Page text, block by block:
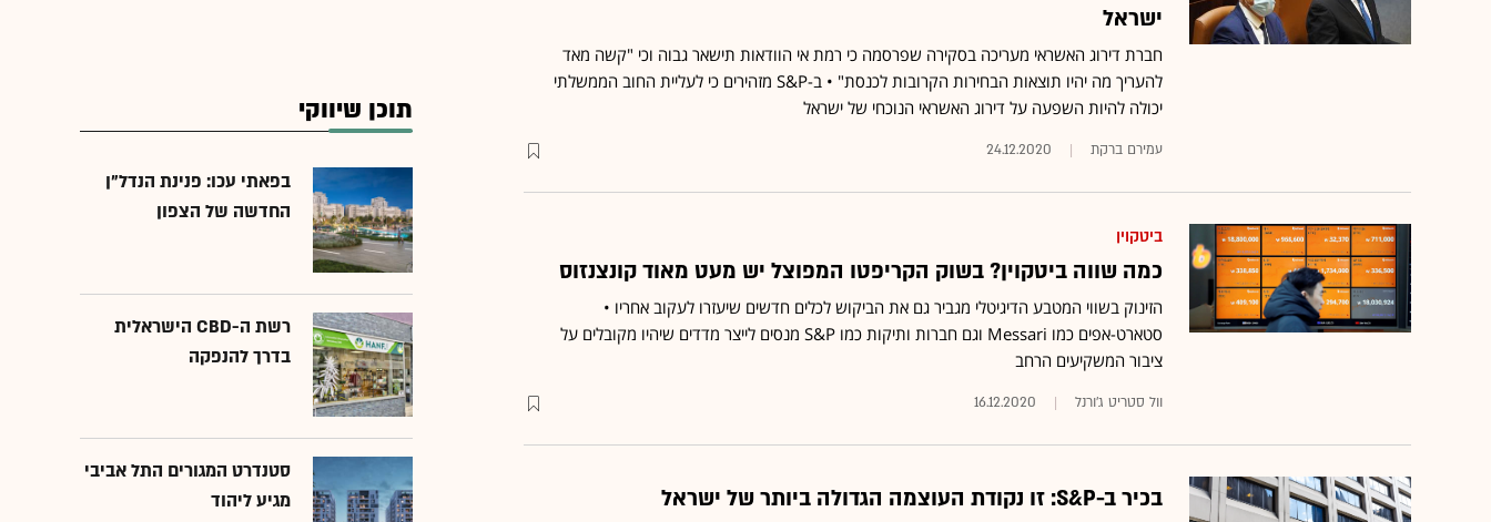
ישראל
חברת דירוג האשראי מעריכה בסקירה שפרסמה כי רמת אי הוודאות תישאר גבוה וכי "קשה מאד
להעריך מה יהיו תוצאות הבחירות הקרובות לכנסת" • ב-S&P מזהירים כי לעליית החוב הממשלתי
יכולה להיות השפעה על דירוג האשראי הנוכחי של ישראל
עמירם ברקת 24.12.2020
ביטקוין
כמה שווה ביטקוין? בשוק הקריפטו המפוצל יש מעט מאוד קונצנזוס
הזינוק בשווי המטבע הדיגיטלי מגביר גם את הביקוש לכלים חדשים שיעזרו לעקוב אחריו •
סטארט-אפים כמו Messari וגם חברות ותיקות כמו S&P מנסים לייצר מדדים שיהיו מקובלים על
ציבור המשקיעים הרחב
וול סטריט ג'ורנל 16.12.2020
בכיר ב-S&P: זו נקודת העוצמה הגדולה ביותר של ישראל
תוכן שיווקי
בפאתי עכו: פנינת הנדל"ן
החדשה של הצפון
רשת ה-CBD הישראלית
בדרך להנפקה
סטנדרט המגורים התל אביבי
מגיע ליהוד